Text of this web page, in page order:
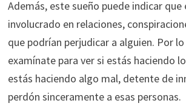
Además, este sueño puede indicar que
involucrado en relaciones,
que podrían perjudicar a alguien. Por
examínate para ver si estás haciendo
estás haciendo algo mal, detente de
perdón sinceramente a esas personas.